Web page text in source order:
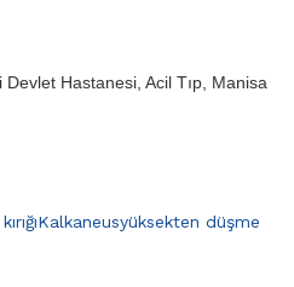
Hastanesi, Acil Tıp, Manisa
Kalkaneusyüksekten düşme